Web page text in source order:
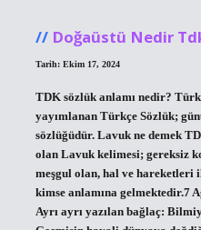
Doğaüstü Nedir
Tarih: Ekim 17, 2024
TDK sözlük anlamı nedir?
yayımlanan Türkçe Sözlük;
sözlüğüdür. Lavuk ne demek
olan Lavuk kelimesi; gereksiz
meşgul olan, hal ve hareketleri
kimse anlamına gelmektedir.7
Ayrı ayrı yazılan bağlaç: